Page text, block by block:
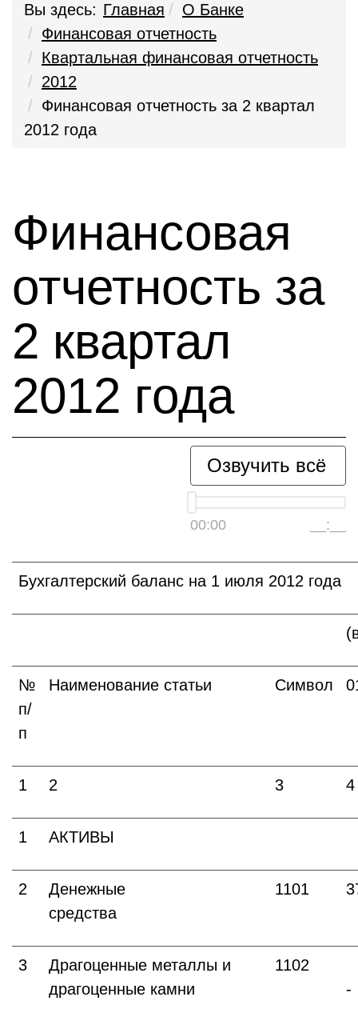
Вы здесь: Главная
О Банке
Финансовая отчетность
Квартальная финансовая отчетность
2012
Финансовая отчетность за 2 квартал
2012 года
Финансовая
отчетность за
2 квартал
2012 года
Озвучить всё
00:00 __:__
Бухгалтерский баланс на 1 июля 2012 года
№
п/
п
Наименование статьи Символ
1 2 3 4
1 АКТИВЫ
2
Денежные
средства
1101
3
Драгоценные металлы и
драгоценные камни
1102
-